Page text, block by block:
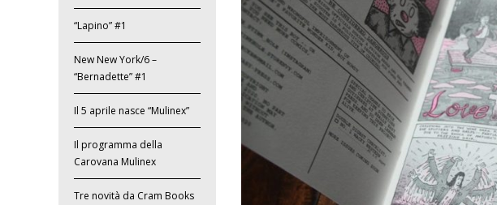
“Lapino” #1
New New York/6 –
“Bernadette” #1
Il 5 aprile nasce “Mulinex”
Il programma della
Carovana Mulinex
Tre novità da Cram Books